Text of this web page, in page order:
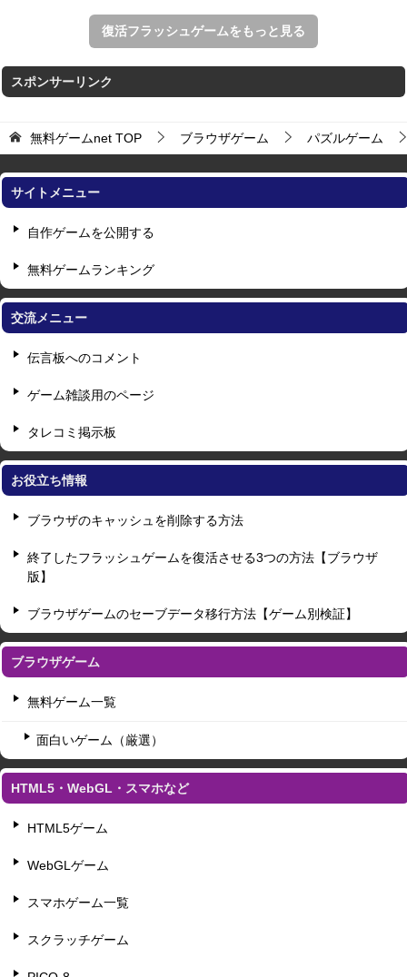
復活フラッシュゲームをもっと見る
スポンサーリンク
無料ゲームnet TOP ブラウザゲーム パズルゲーム
サイトメニュー
自作ゲームを公開する
無料ゲームランキング
交流メニュー
伝言板へのコメント
ゲーム雑談用のページ
タレコミ掲示板
お役立ち情報
ブラウザのキャッシュを削除する方法
終了したフラッシュゲームを復活させる3つの方法【ブラウザ
版】
ブラウザゲームのセーブデータ移行方法【ゲーム別検証】
ブラウザゲーム
無料ゲーム一覧
面白いゲーム（厳選）
HTML5・WebGL・スマホなど
HTML5ゲーム
WebGLゲーム
スマホゲーム一覧
スクラッチゲーム